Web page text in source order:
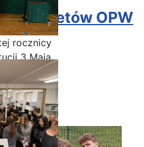
rocznicy
3 Maja
kadetów OPW
2026